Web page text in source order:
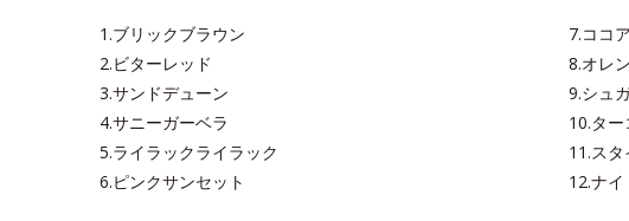
1.ブリックブラウン
2.ビターレッド
3.サンドデューン
4.サニーガーベラ
5.ライラックライラック
6.ピンクサンセット
7.ココ
8.オレ
9.シュ
10.タ
11.ス
12.ナイ